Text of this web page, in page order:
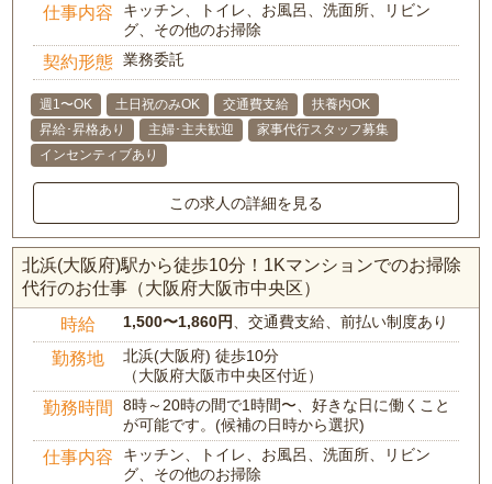
仕事内容
キッチン、トイレ、お風呂、洗面所、リビン
グ、その他のお掃除
契約形態 業務委託
週1〜OK 土日祝のみOK 交通費支給
扶養内OK
昇給･昇格あり
主婦･主夫歓迎
家事代行スタッフ募集
インセンティブあり
この求人の詳細を見る
北浜(大阪府)駅から徒歩10分！1Kマンションでのお掃除
代行のお仕事（大阪府大阪市中央区）
時給 1,500〜1,860円 、交通費支給、前払い制度あり
勤務地
北浜(大阪府) 徒歩10分
（大阪府大阪市中央区付近）
勤務時間
8時～20時の間で1時間〜、好きな日に働くこと
が可能です。(候補の日時から選択)
仕事内容
キッチン、トイレ、お風呂、洗面所、リビン
グ、その他のお掃除